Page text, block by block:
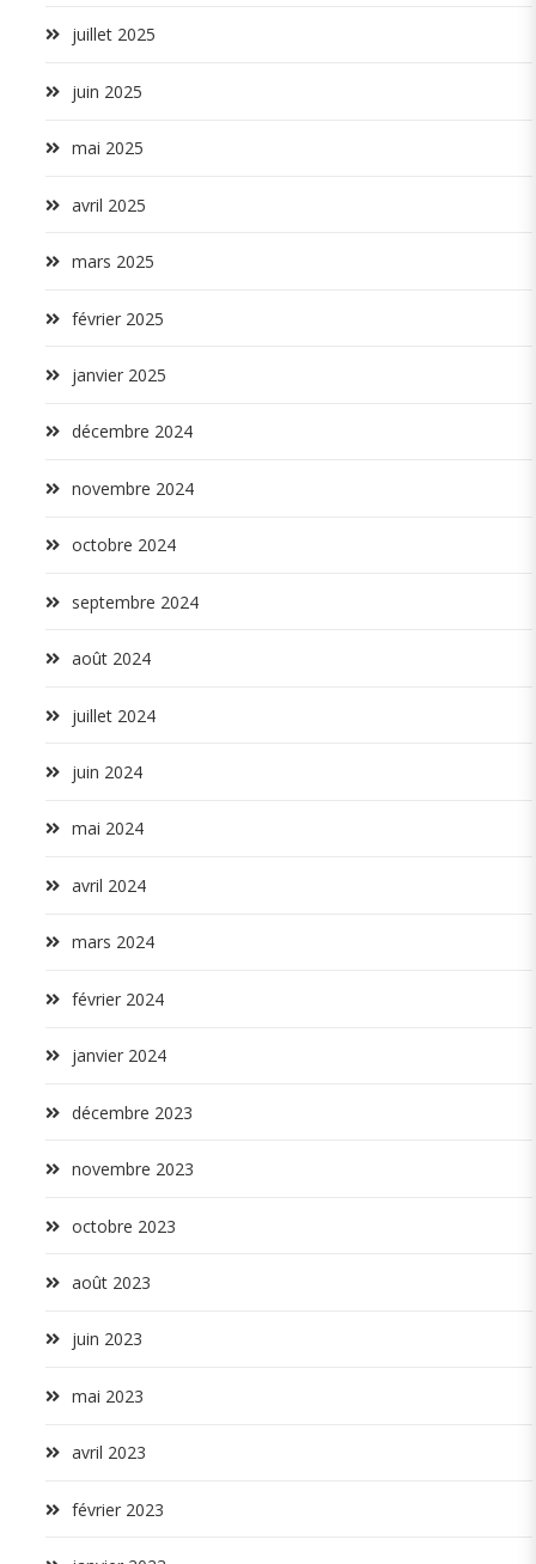
juillet 2025
juin 2025
mai 2025
avril 2025
mars 2025
février 2025
janvier 2025
décembre 2024
novembre 2024
octobre 2024
septembre 2024
août 2024
juillet 2024
juin 2024
mai 2024
avril 2024
mars 2024
février 2024
janvier 2024
décembre 2023
novembre 2023
octobre 2023
août 2023
juin 2023
mai 2023
avril 2023
février 2023